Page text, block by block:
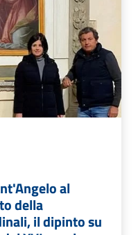
al
della
il dipinto su